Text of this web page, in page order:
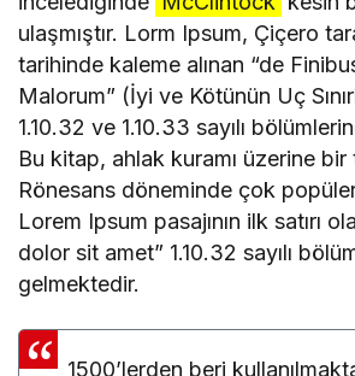
ulaşmıştır. Lorm Ipsum, Çiçero
tarihinde kaleme alınan “de
Malorum” (İyi ve Kötünün Uç
1.10.32 ve 1.10.33 sayılı
Bu kitap, ahlak kuramı üzerine
Rönesans döneminde çok
Lorem Ipsum pasajının ilk satırı
dolor sit amet” 1.10.32 sayılı
gelmektedir.
1500’lerden beri